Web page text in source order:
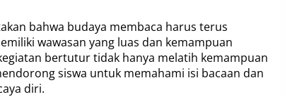
bahwa budaya membaca harus terus
wawasan yang luas dan kemampuan
bertutur tidak hanya melatih kemampuan
siswa untuk memahami isi bacaan dan
diri.